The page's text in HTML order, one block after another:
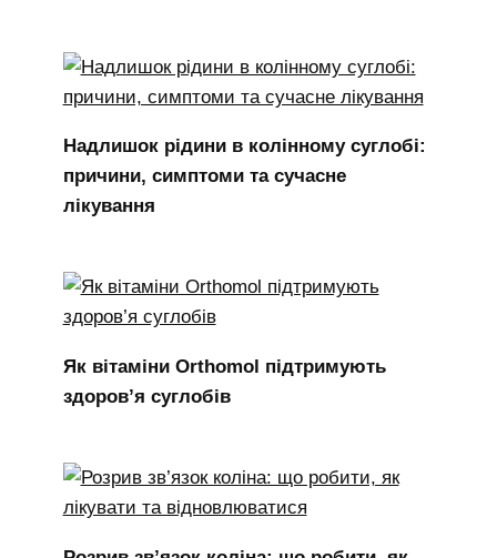
Надлишок рідини в колінному суглобі:
причини, симптоми та сучасне
лікування
Як вітаміни Orthomol підтримують
здоров’я суглобів